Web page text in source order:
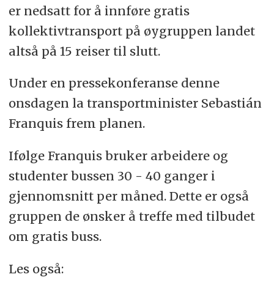
er nedsatt for å innføre gratis
kollektivtransport på øygruppen landet
altså på 15 reiser til slutt.
Under en pressekonferanse denne
onsdagen la transportminister Sebastián
Franquis frem planen.
Ifølge Franquis bruker arbeidere og
studenter bussen 30 - 40 ganger i
gjennomsnitt per måned. Dette er også
gruppen de ønsker å treffe med tilbudet
om gratis buss.
Les også: